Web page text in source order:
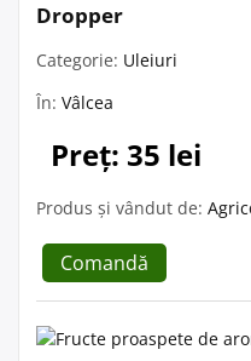
Dropper
Categorie: Uleiuri
În: Vâlcea
Preț: 35 lei
Produs și vândut de:
Comandă